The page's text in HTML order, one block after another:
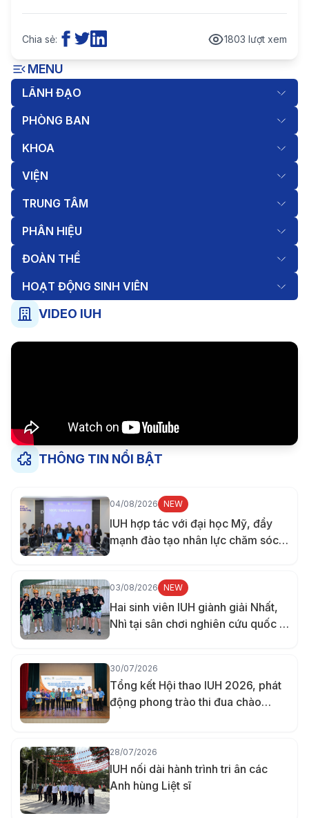
MENU
LÃNH ĐẠO
PHÒNG BAN
KHOA
VIỆN
TRUNG TÂM
PHÂN HIỆU
ĐOÀN THỂ
HOẠT ĐỘNG SINH VIÊN
VIDEO IUH
THÔNG TIN NỔI BẬT
04/08/2026 NEW
IUH hợp tác với đại học Mỹ, đẩy
mạnh đào tạo nhân lực chăm sóc
sức khỏe
03/08/2026 NEW
Hai sinh viên IUH giành giải Nhất,
Nhì tại sân chơi nghiên cứu quốc tế
ở Đài Loan
30/07/2026
Tổng kết Hội thao IUH 2026, phát
động phong trào thi đua chào
mừng 70 năm thành lập trường
28/07/2026
IUH nối dài hành trình tri ân các
Anh hùng Liệt sĩ
Chia sẻ: 1803 lượt xem